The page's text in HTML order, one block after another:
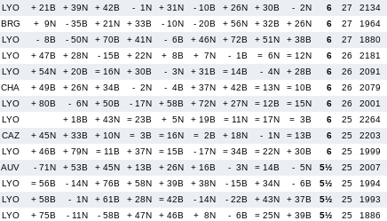
LYO + 21B + 39N + 42B - 1N + 31N - 10B + 26N + 30B - 2N 6 27 2134
BRG + 9N - 35B + 21N + 33B - 10N - 20B + 56N + 32B + 26N 6 27 1964
LYO - 8B - 50N + 70B + 41N - 6B + 46N + 72B + 51N + 38B 6 27 1880
LYO + 47B + 28N - 15B + 22N + 8B + 7N - 1B = 6N = 12N 6 26 2181
LYO + 54N + 20B = 16N + 30B - 3N + 31B = 14B - 4N + 28B 6 26 2091
CHA + 49B + 26N + 34B - 2N - 4B + 37N + 42B = 13N = 10B 6 26 2079
LYO + 80B - 6N + 50B - 17N + 58B + 72N + 27N = 12B = 15N 6 26 2001
LYO + 18B + 43N = 23B + 5N + 19B = 11N = 17N = 3B 6 25 2264
CAZ + 45N + 33B + 10N = 3B = 16N = 2B + 18N - 1N = 13B 6 25 2203
LYO + 46B + 79N = 11B + 37N = 15B - 17N = 34B = 22N + 30B 6 25 1999
AUV - 71N + 53B + 45N + 13B + 26N + 16B - 3N = 14B - 5N 5½ 25 2007
LYO = 56B - 14N + 76B + 58N + 39B + 38N - 15B + 34N - 6B 5½ 25 1994
LYO + 58B - 1N + 61B + 28N = 42B - 14N - 22B + 43N + 37B 5½ 25 1993
LYO + 75B - 11N - 58B + 47N + 46B + 8N - 6B = 25N + 39B 5½ 25 1886